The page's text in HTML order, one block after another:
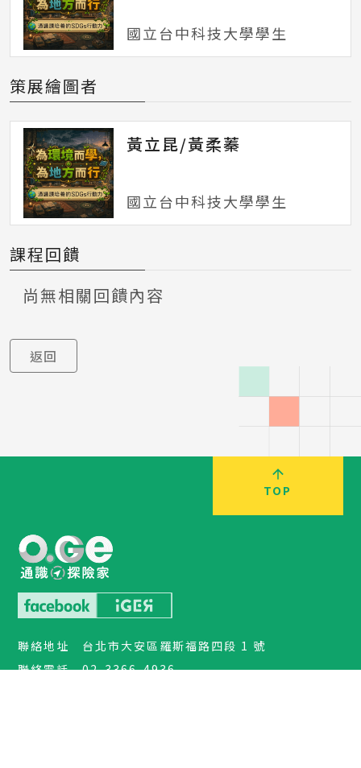
國立台中科技大學學生
策展繪圖者
黃立昆/黃柔蓁
國立台中科技大學學生
課程回饋
尚無相關回饋內容
返回
TOP
聯絡地址
台北市大安區羅斯福路四段 1 號
聯絡電話
02-3366-4936